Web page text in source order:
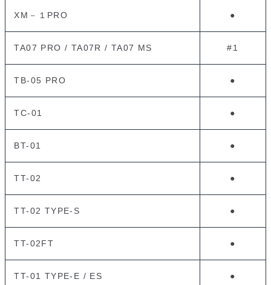
XM－１PRO ●
TA07 PRO / TA07R / TA07 MS #1
TB-05 PRO ●
TC-01 ●
BT-01 ●
TT-02 ●
TT-02 TYPE-S ●
TT-02FT ●
TT-01 TYPE-E / ES ●